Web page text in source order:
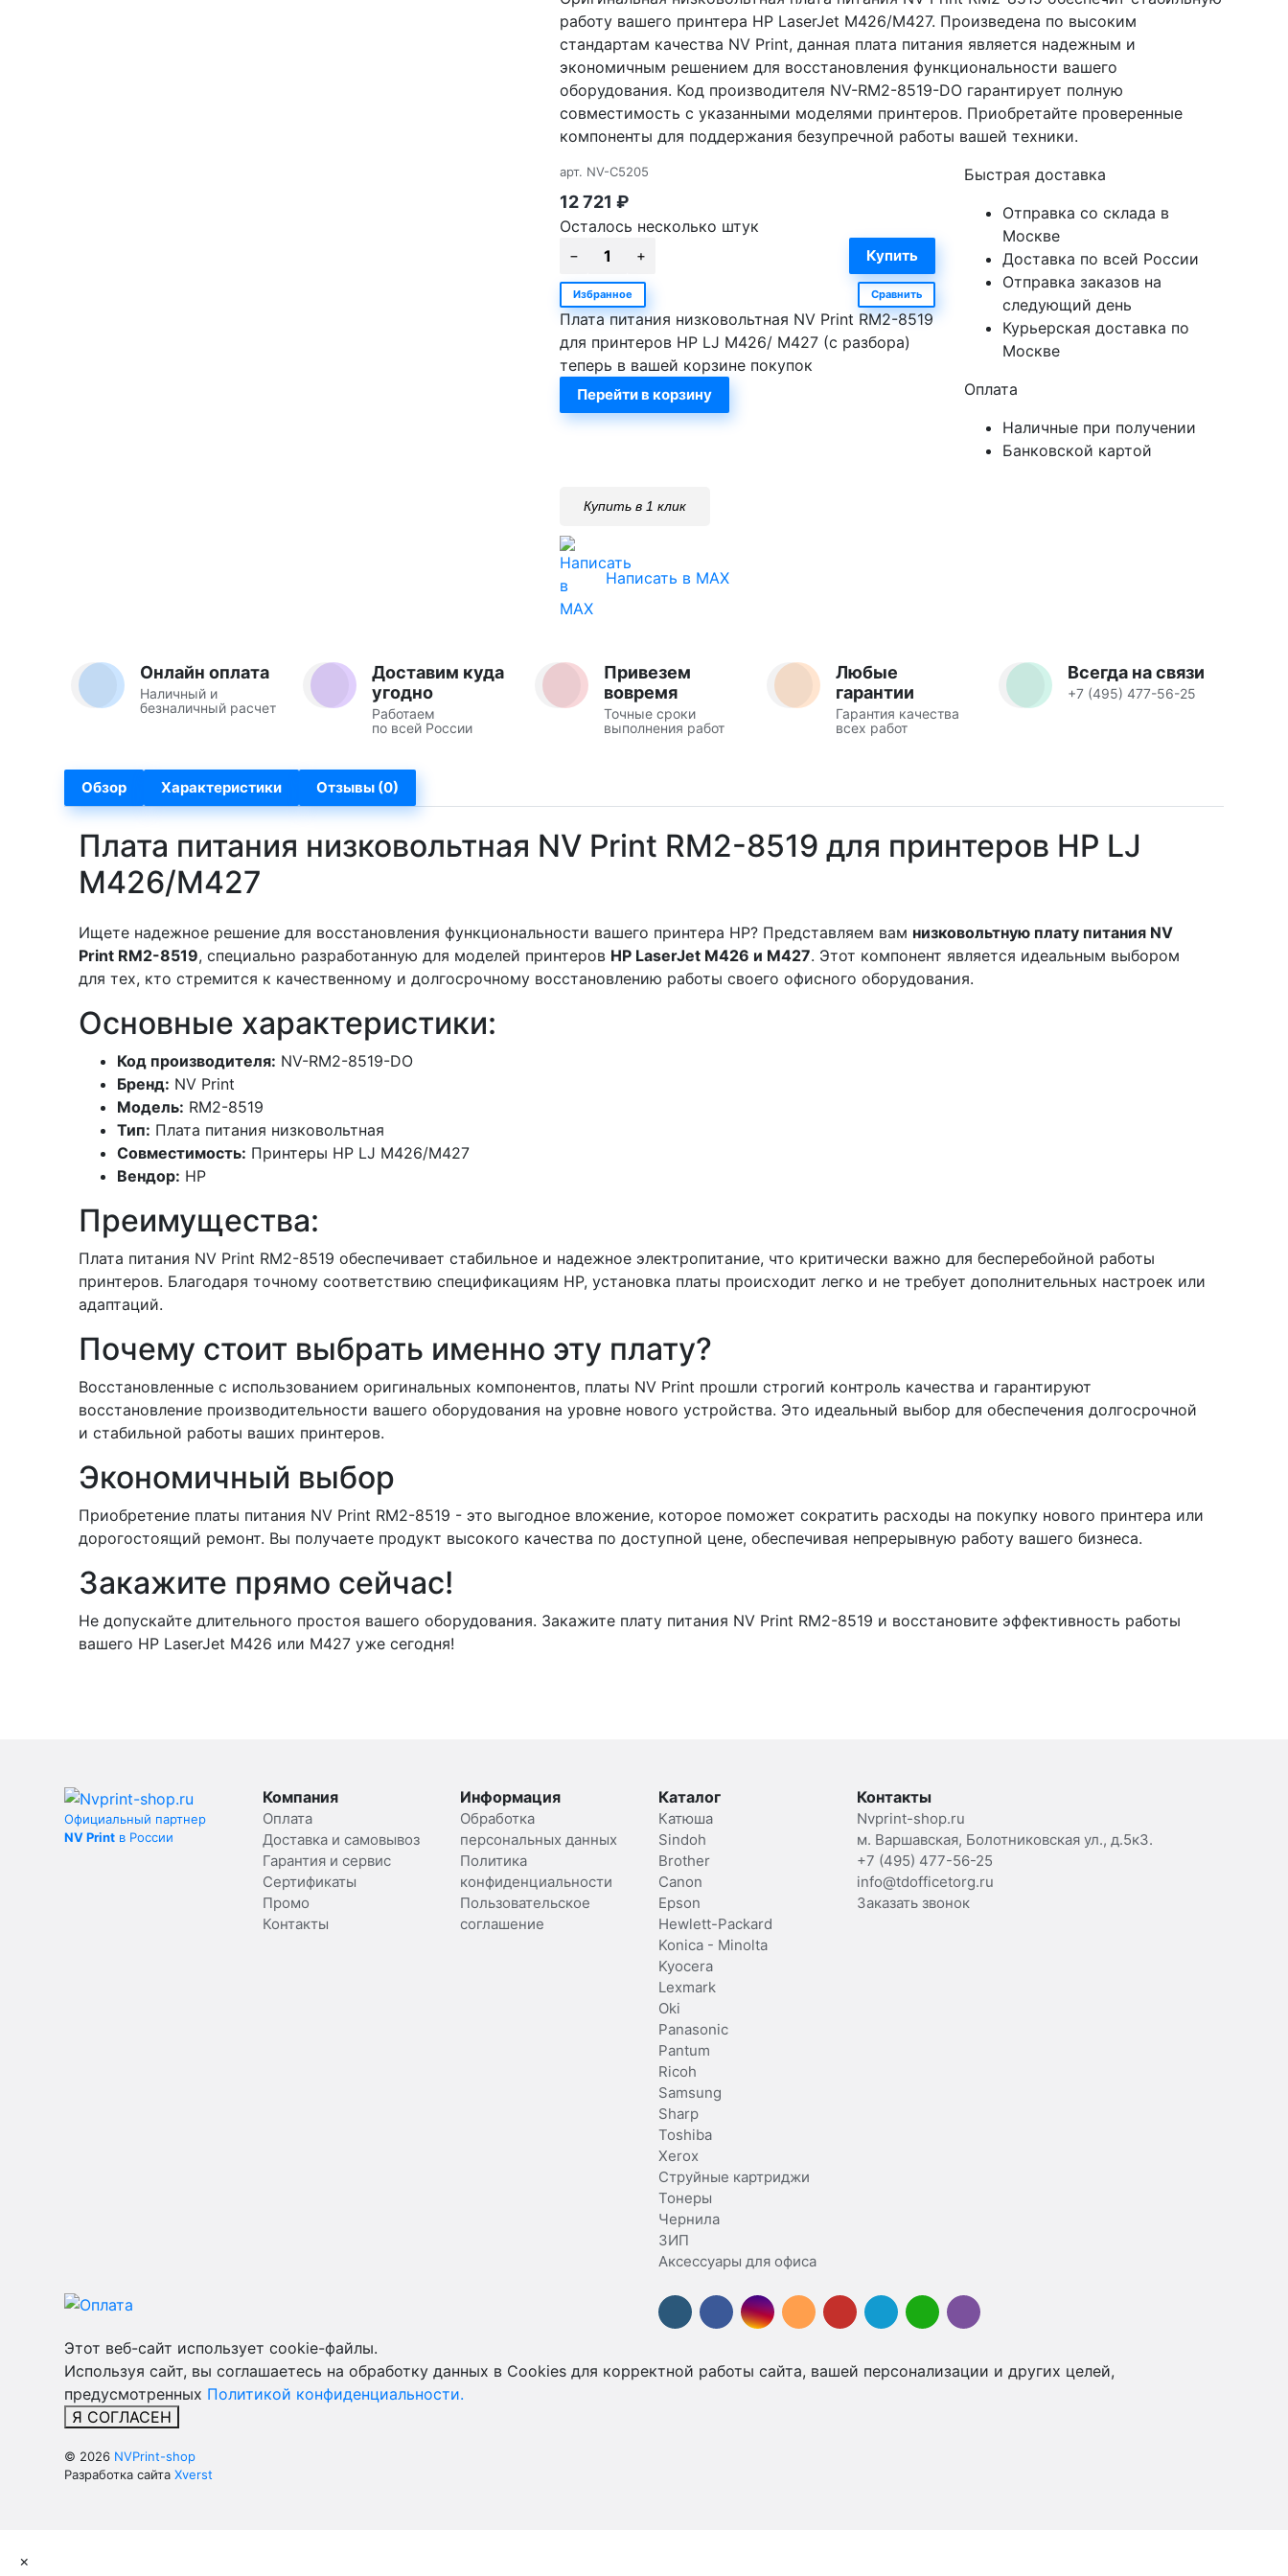
работу вашего принтера HP LaserJet M426/M427. Произведена по высоким
стандартам качества NV Print, данная плата питания является надежным и
экономичным решением для восстановления функциональности вашего
оборудования. Код производителя NV-RM2-8519-DO гарантирует полную
совместимость с указанными моделями принтеров. Приобретайте проверенные
компоненты для поддержания безупречной работы вашей техники.
арт. NV-C5205
12 721 ₽
Осталось несколько штук
Избранное Сравнить
Плата питания низковольтная NV Print RM2-8519
для принтеров HP LJ M426/ M427 (с разбора)
теперь в вашей корзине покупок
Перейти в корзину
Быстрая доставка
Отправка со склада в
Москве
Доставка по всей России
Отправка заказов на
следующий день
Курьерская доставка по
Москве
Оплата
Наличные при получении
Банковской картой
Купить в 1 клик
Написать в MAX
Онлайн оплата
Наличный и
безналичный расчет
Доставим куда
угодно
Работаем
по всей России
Привезем
вовремя
Точные сроки
выполнения работ
Любые
гарантии
Гарантия качества
всех работ
Всегда на связи
+7 (495) 477-56-25
Обзор Характеристики Отзывы (0)
Плата питания низковольтная NV Print RM2-8519 для принтеров HP LJ
M426/M427
Ищете надежное решение для восстановления функциональности вашего принтера HP? Представляем вам низковольтную плату питания NV
Print RM2-8519, специально разработанную для моделей принтеров HP LaserJet M426 и M427. Этот компонент является идеальным выбором
для тех, кто стремится к качественному и долгосрочному восстановлению работы своего офисного оборудования.
Основные характеристики:
Код производителя: NV-RM2-8519-DO
Бренд: NV Print
Модель: RM2-8519
Тип: Плата питания низковольтная
Совместимость: Принтеры HP LJ M426/M427
Вендор: HP
Преимущества:
Плата питания NV Print RM2-8519 обеспечивает стабильное и надежное электропитание, что критически важно для бесперебойной работы
принтеров. Благодаря точному соответствию спецификациям HP, установка платы происходит легко и не требует дополнительных настроек или
адаптаций.
Почему стоит выбрать именно эту плату?
Восстановленные с использованием оригинальных компонентов, платы NV Print прошли строгий контроль качества и гарантируют
восстановление производительности вашего оборудования на уровне нового устройства. Это идеальный выбор для обеспечения долгосрочной
и стабильной работы ваших принтеров.
Экономичный выбор
Приобретение платы питания NV Print RM2-8519 - это выгодное вложение, которое поможет сократить расходы на покупку нового принтера или
дорогостоящий ремонт. Вы получаете продукт высокого качества по доступной цене, обеспечивая непрерывную работу вашего бизнеса.
Закажите прямо сейчас!
Не допускайте длительного простоя вашего оборудования. Закажите плату питания NV Print RM2-8519 и восстановите эффективность работы
вашего HP LaserJet M426 или M427 уже сегодня!
Официальный партнер
NV Print в России
Компания
Оплата
Доставка и самовывоз
Гарантия и сервис
Сертификаты
Промо
Контакты
Информация
Обработка
персональных данных
Политика
конфиденциальности
Пользовательское
соглашение
Каталог
Катюша
Sindoh
Brother
Canon
Epson
Hewlett-Packard
Konica - Minolta
Kyocera
Lexmark
Oki
Panasonic
Pantum
Ricoh
Samsung
Sharp
Toshiba
Xerox
Струйные картриджи
Тонеры
Чернила
ЗИП
Аксессуары для офиса
Контакты
Nvprint-shop.ru
м. Варшавская, Болотниковская ул., д.5к3.
+7 (495) 477-56-25
info@tdofficetorg.ru
Заказать звонок
Этот веб-сайт использует cookie-файлы.
Используя сайт, вы соглашаетесь на обработку данных в Cookies для корректной работы сайта, вашей персонализации и других целей,
предусмотренных Политикой конфиденциальности.
Я СОГЛАСЕН
© 2026 NVPrint-shop
Разработка сайта Xverst
×